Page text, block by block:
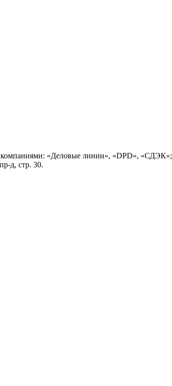
компаниями: «Деловые линии», «DPD», «СДЭК»;
д, стр. 30.